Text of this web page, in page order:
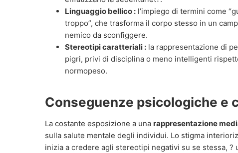
Linguaggio bellico : l’impiego di termini come
troppo”, che trasforma il corpo stesso in un
nemico da sconfiggere.
Stereotipi caratteriali : la rappresentazione di
pigri, privi di disciplina o meno intelligenti
normopeso.
Conseguenze psicologiche e
La costante esposizione a una rappresentazione
sulla salute mentale degli individui. Lo stigma
inizia a credere agli stereotipi negativi su se stessa,